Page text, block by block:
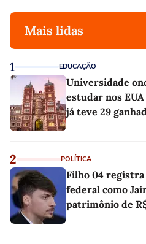
Mais lidas
1 EDUCAÇÃO
Universidade
estudar nos
já teve 29
2 POLÍTICA
Filho 04
federal como
patrimônio de